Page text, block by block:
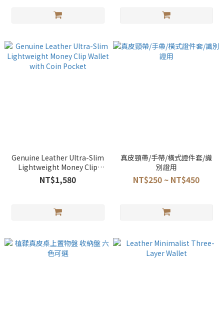
Genuine Leather Ultra-Slim
Lightweight Money Clip
Wallet with Coin Pocket
NT$1,580
真皮頸帶/手帶/橫式證件套/識
別證用
NT$250 ~ NT$450